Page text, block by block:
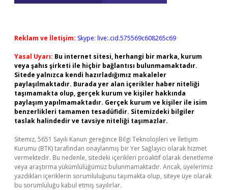
Reklam ve İletişim: Skype: live:.cid.575569c608265c69
Yasal Uyarı: Bu internet sitesi, herhangi bir marka, kurum
veya şahıs şirketi ile hiçbir bağlantısı bulunmamaktadır.
Sitede yalnızca kendi hazırladığımız makaleler
paylaşılmaktadır. Burada yer alan içerikler haber niteliği
taşımamakta olup, gerçek kurum ve kişiler hakkında
paylaşım yapılmamaktadır. Gerçek kurum ve kişiler ile isim
benzerlikleri tamamen tesadüfidir. Sitemizdeki bilgiler
taslak halindedir ve tavsiye niteliği taşımazlar.
Sitemiz, 5651 Sayılı Kanun gereğince Bilgi Teknolojileri ve İletişim
Kurumu (BTK) tarafından onaylanmış bir Yer Sağlayıcı olarak hizmet
vermektedir. Bu nedenle, sitedeki içerikleri proaktif olarak denetleme
veya araştırma yükümlülüğümüz bulunmamaktadır. Ancak, üyelerimiz
yazdıkları içeriklerin sorumluluğunu taşımakta olup, siteye üye olarak
bu sorumluluğu kabul etmiş sayılırlar.